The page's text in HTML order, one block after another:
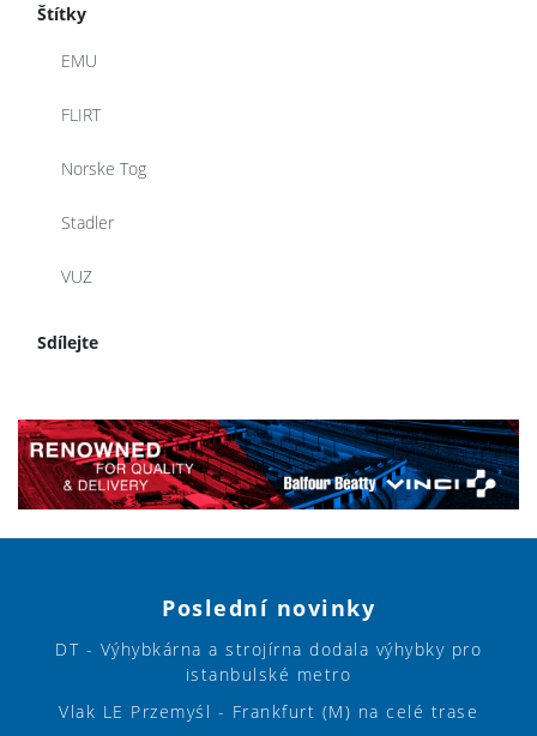
Štítky
EMU
FLIRT
Norske Tog
Stadler
VUZ
Sdílejte
Poslední novinky
DT - Výhybkárna a strojírna dodala výhybky pro
istanbulské metro
Vlak LE Przemyśl - Frankfurt (M) na celé trase